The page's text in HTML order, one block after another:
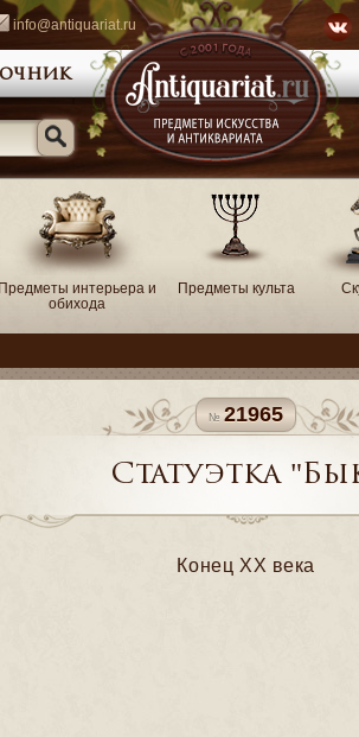
info@antiquariat.ru
Предметы интерьера и
обихода
Предметы культа
21965
Статуэтка
Конец ХХ века